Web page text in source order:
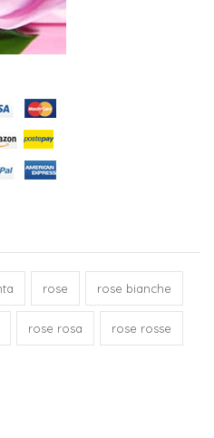
rose rose bianche
rose rosa rose rosse